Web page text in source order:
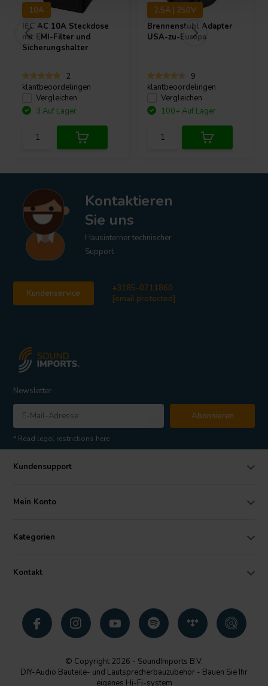
10A
IEC AC 10A Steckdose
mit EMI-Filter und
Sicherungshalter
2
klantbeoordelingen
Vergleichen
3 Auf Lager
2.5A | 250V
Brennenstuhl Adapter
USA-zu-Europa
9
klantbeoordelingen
Vergleichen
100+ Auf Lager
Kontaktieren
Sie uns
Hausinterner technischer
Support
Kundenservice
+3185-0711860
[email protected]
Newsletter
Abonnieren
* Read legal restrictions here
Kundensupport
Mein Konto
Kategorien
Kontakt
© Copyright 2026 - SoundImports B.V.
DIY-Audio Bauteile- und Lautsprecherbauzubehör - Bauen Sie Ihr
eigenes Hi-Fi-system